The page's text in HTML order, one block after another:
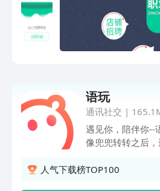
语玩
通讯社交 |
遇见你，陪伴你--
像兜兜转转之后
下至皆是行色匆匆
人气下载榜TOP100